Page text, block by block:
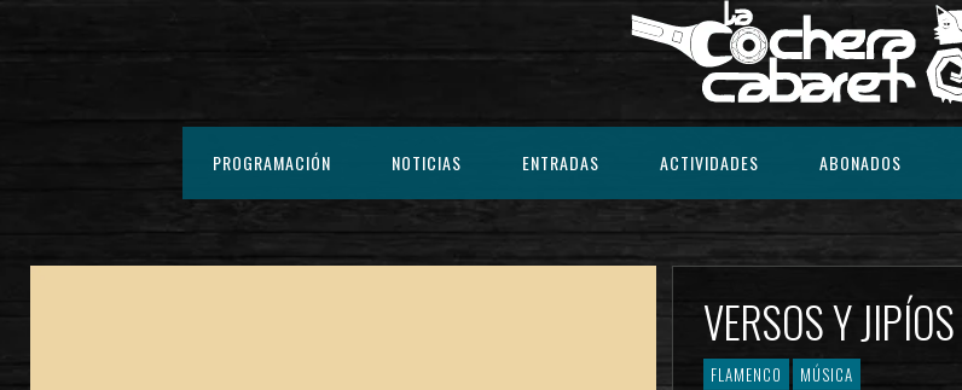
PROGRAMACIÓN NOTICIAS ENTRADAS ACTIVIDADES ABONADOS
VERSOS Y JIPÍOS
FLAMENCO MÚSICA